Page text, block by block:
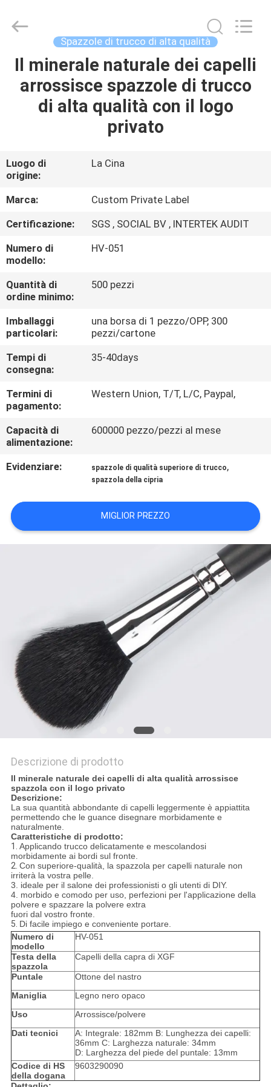
CASA
PRODOTTI
NOI
GIRO
DELLA
FABBRICA
CONTROLLO
DI
QUALITÀ
MAPPA
SITO
PRIVACY
POLICY
Chanmy
Cosmetics
Spazzole di trucco di alta qualità
Il minerale naturale dei capelli
arrossisce spazzole di trucco
di alta qualità con il logo
privato
Luogo di
origine:
La Cina
Marca:
Custom Private Label
Certificazione:
SGS , SOCIAL BV , INTERTEK AUDIT
Numero di
modello:
HV-051
Quantità di
ordine minimo:
500 pezzi
Imballaggi
particolari:
una borsa di 1 pezzo/OPP, 300
pezzi/cartone
Tempi di
consegna:
35-40days
Termini di
pagamento:
Western Union, T/T, L/C, Paypal,
Capacità di
alimentazione:
600000 pezzo/pezzi al mese
Evidenziare: spazzole di qualità superiore di trucco,
spazzola della cipria
MIGLIOR PREZZO
Descrizione di prodotto
Il minerale naturale dei capelli di alta qualità arrossisce
spazzola con il logo privato
Descrizione:
La sua quantità abbondante di capelli leggermente è appiattita
permettendo che le guance disegnare morbidamente e
naturalmente.
Caratteristiche di prodotto:
1. Applicando trucco delicatamente e mescolandosi
morbidamente ai bordi sul fronte.
2. Con superiore-qualità, la spazzola per capelli naturale non
irriterà la vostra pelle.
3. ideale per il salone dei professionisti o gli utenti di DIY.
4. morbido e comodo per uso, perfezioni per l'applicazione della
polvere e spazzare la polvere extra
fuori dal vostro fronte.
5. Di facile impiego e conveniente portare.
Numero di
modello
HV-051
Testa della
spazzola
Capelli della capra di XGF
Puntale
Ottone del nastro
Maniglia
Legno nero opaco
Uso
Arrossisce/polvere
Dati tecnici
A: Integrale: 182mm B: Lunghezza dei capelli:
36mm C: Larghezza naturale: 34mm
D: Larghezza del piede del puntale: 13mm
Codice di HS
della dogana
9603290090